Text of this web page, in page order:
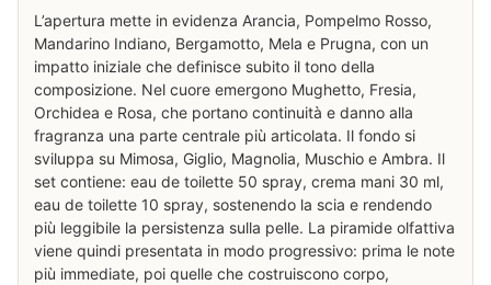
L’apertura mette in evidenza Arancia, Pompelmo Rosso,
Mandarino Indiano, Bergamotto, Mela e Prugna, con un
impatto iniziale che definisce subito il tono della
composizione. Nel cuore emergono Mughetto, Fresia,
Orchidea e Rosa, che portano continuità e danno alla
fragranza una parte centrale più articolata. Il fondo si
sviluppa su Mimosa, Giglio, Magnolia, Muschio e Ambra. Il
set contiene: eau de toilette 50 spray, crema mani 30 ml,
eau de toilette 10 spray, sostenendo la scia e rendendo
più leggibile la persistenza sulla pelle. La piramide olfattiva
viene quindi presentata in modo progressivo: prima le note
più immediate, poi quelle che costruiscono corpo,